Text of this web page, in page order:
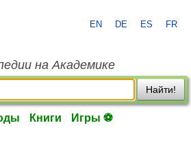
EN DE ES FR
на Академике
Найти!
Книги Игры ⚽